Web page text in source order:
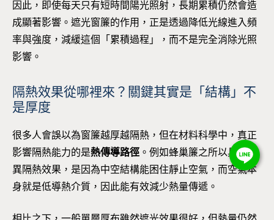
因此，即使每天只有短時間陽光照射，長期累積仍然會造
成顯著影響。遮光窗簾的作用，正是透過降低光線進入頻
率與強度，減緩這個「累積過程」，而不是完全消除光照
影響。
隔熱效果從哪裡來？關鍵其實是「結構」不
是厚度
很多人會誤以為窗簾越厚越隔熱，但在材料科學中，真正
影響隔熱能力的是熱傳導路徑 。例如蜂巢簾之所以具有優
異隔熱效果，是因為中空結構能困住靜止空氣，而空氣本
身就是低導熱介質，因此能有效減少熱量傳遞。